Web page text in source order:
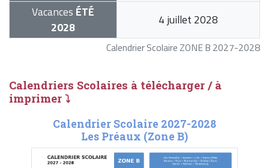
Calendrier Scolaire ZONE B 2027-2028
Vacances ÉTÉ
2028
4 juillet 2028
Calendriers Scolaires à télécharger / à
imprimer ⤵
Calendrier Scolaire 2027-2028
Les Préaux (Zone B)